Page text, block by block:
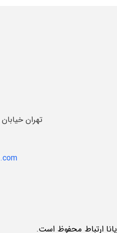
تهران
ارتباط محفوظ است.